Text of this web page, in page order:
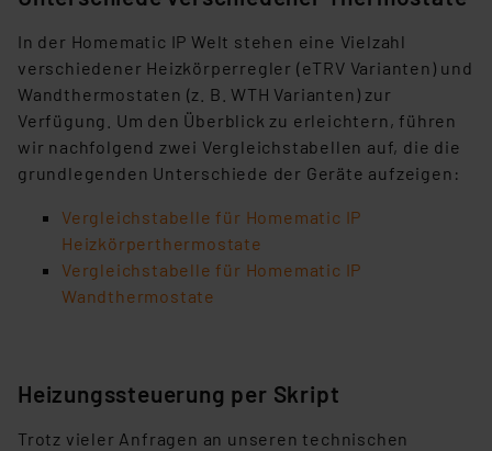
In der Homematic IP Welt stehen eine Vielzahl
verschiedener Heizkörperregler (eTRV Varianten) und
Wandthermostaten (z. B. WTH Varianten) zur
Verfügung. Um den Überblick zu erleichtern, führen
wir nachfolgend zwei Vergleichstabellen auf, die die
grundlegenden Unterschiede der Geräte aufzeigen:
Vergleichstabelle für Homematic IP
Heizkörperthermostate
Vergleichstabelle für Homematic IP
Wandthermostate
Heizungssteuerung per Skript
Trotz vieler Anfragen an unseren technischen